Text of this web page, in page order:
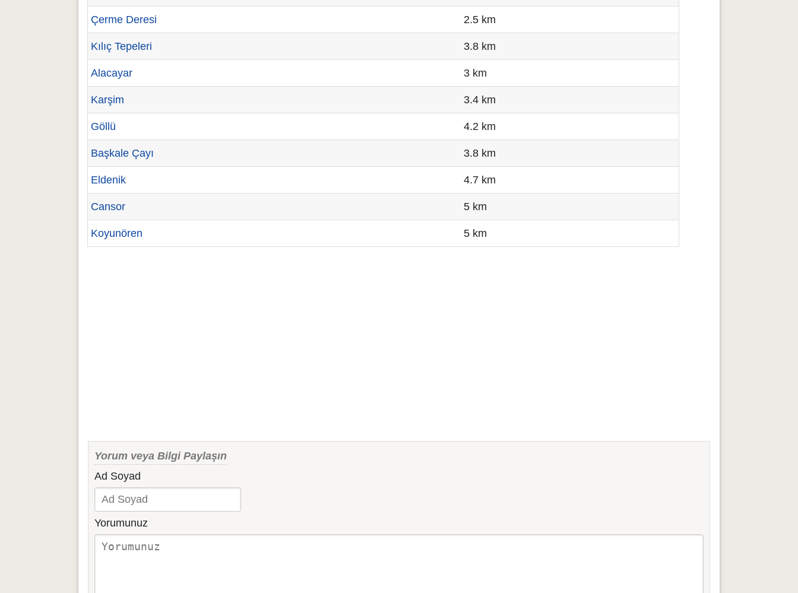
Çerme Deresi 2.5 km
Kılıç Tepeleri 3.8 km
Alacayar 3 km
Karşim 3.4 km
Göllü 4.2 km
Başkale Çayı 3.8 km
Eldenik 4.7 km
Cansor 5 km
Koyunören 5 km
Yorum veya Bilgi Paylaşın
Ad Soyad
Yorumunuz